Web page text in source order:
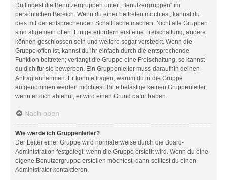
Du findest die Benutzergruppen unter „Benutzergruppen“ im
persönlichen Bereich. Wenn du einer beitreten möchtest, kannst du
dies mit der entsprechenden Schaltfläche machen. Nicht alle Gruppen
sind allgemein offen. Einige erfordern erst eine Freischaltung, andere
können geschlossen sein und weitere sogar versteckt. Wenn die
Gruppe offen ist, kannst du ihr einfach durch die entsprechende
Funktion beitreten; verlangt die Gruppe eine Freischaltung, so kannst
du dich für sie bewerben. Ein Gruppenleiter muss daraufhin deinen
Antrag annehmen. Er könnte fragen, warum du in die Gruppe
aufgenommen werden möchtest. Bitte belästige keinen Gruppenleiter,
wenn er dich ablehnt, er wird einen Grund dafür haben.
Nach oben
Wie werde ich Gruppenleiter?
Der Leiter einer Gruppe wird normalerweise durch die Board-
Administration festgelegt, wenn die Gruppe erstellt wird. Wenn du eine
eigene Benutzergruppe erstellen möchtest, dann solltest du einen
Administrator kontaktieren.